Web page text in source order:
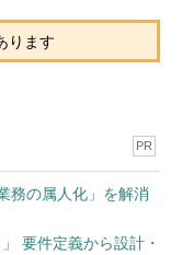
ります
PR
務の属人化」を解消
要件定義から設計・